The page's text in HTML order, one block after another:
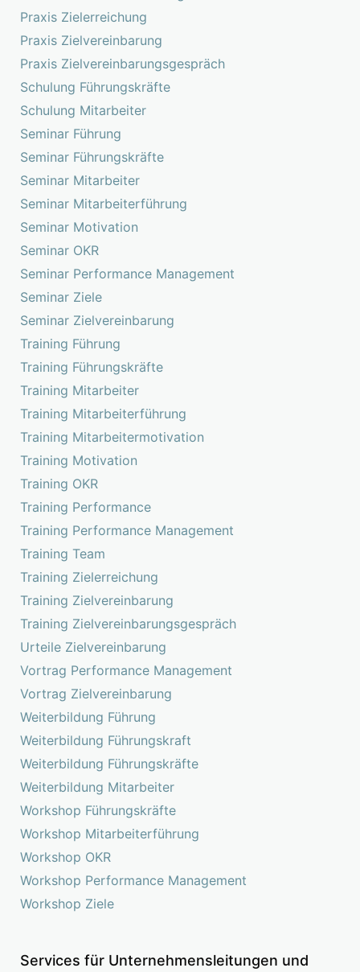
Praxis Zielerreichung
Praxis Zielvereinbarung
Praxis Zielvereinbarungsgespräch
Schulung Führungskräfte
Schulung Mitarbeiter
Seminar Führung
Seminar Führungskräfte
Seminar Mitarbeiter
Seminar Mitarbeiterführung
Seminar Motivation
Seminar OKR
Seminar Performance Management
Seminar Ziele
Seminar Zielvereinbarung
Training Führung
Training Führungskräfte
Training Mitarbeiter
Training Mitarbeiterführung
Training Mitarbeitermotivation
Training Motivation
Training OKR
Training Performance
Training Performance Management
Training Team
Training Zielerreichung
Training Zielvereinbarung
Training Zielvereinbarungsgespräch
Urteile Zielvereinbarung
Vortrag Performance Management
Vortrag Zielvereinbarung
Weiterbildung Führung
Weiterbildung Führungskraft
Weiterbildung Führungskräfte
Weiterbildung Mitarbeiter
Workshop Führungskräfte
Workshop Mitarbeiterführung
Workshop OKR
Workshop Performance Management
Workshop Ziele
Services für Unternehmensleitungen und